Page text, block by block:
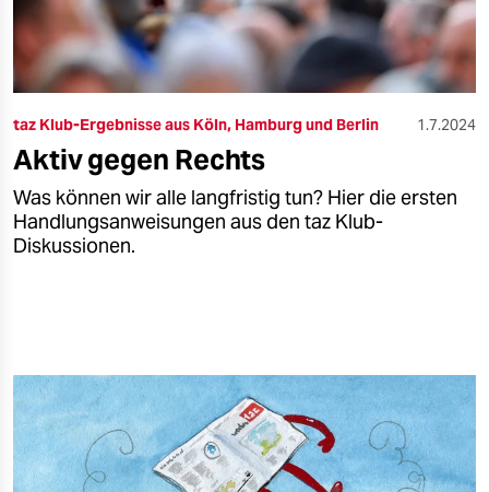
taz Klub-Ergebnisse aus Köln, Hamburg und Berlin 1.7.2024
Aktiv gegen Rechts
Was können wir alle langfristig tun? Hier die ersten
Handlungsanweisungen aus den taz Klub-
Diskussionen.